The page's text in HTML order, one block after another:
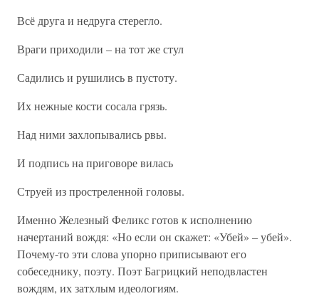
Всё друга и недруга стерегло.
Враги приходили – на тот же стул
Садились и рушились в пустоту.
Их нежные кости сосала грязь.
Над ними захлопывались рвы.
И подпись на приговоре вилась
Струей из простреленной головы.
Именно Железный Феликс готов к исполнению
начертаний вождя: «Но если он скажет: «Убей» – убей».
Почему-то эти слова упорно приписывают его
собеседнику, поэту. Поэт Багрицкий неподвластен
вождям, их затхлым идеологиям.